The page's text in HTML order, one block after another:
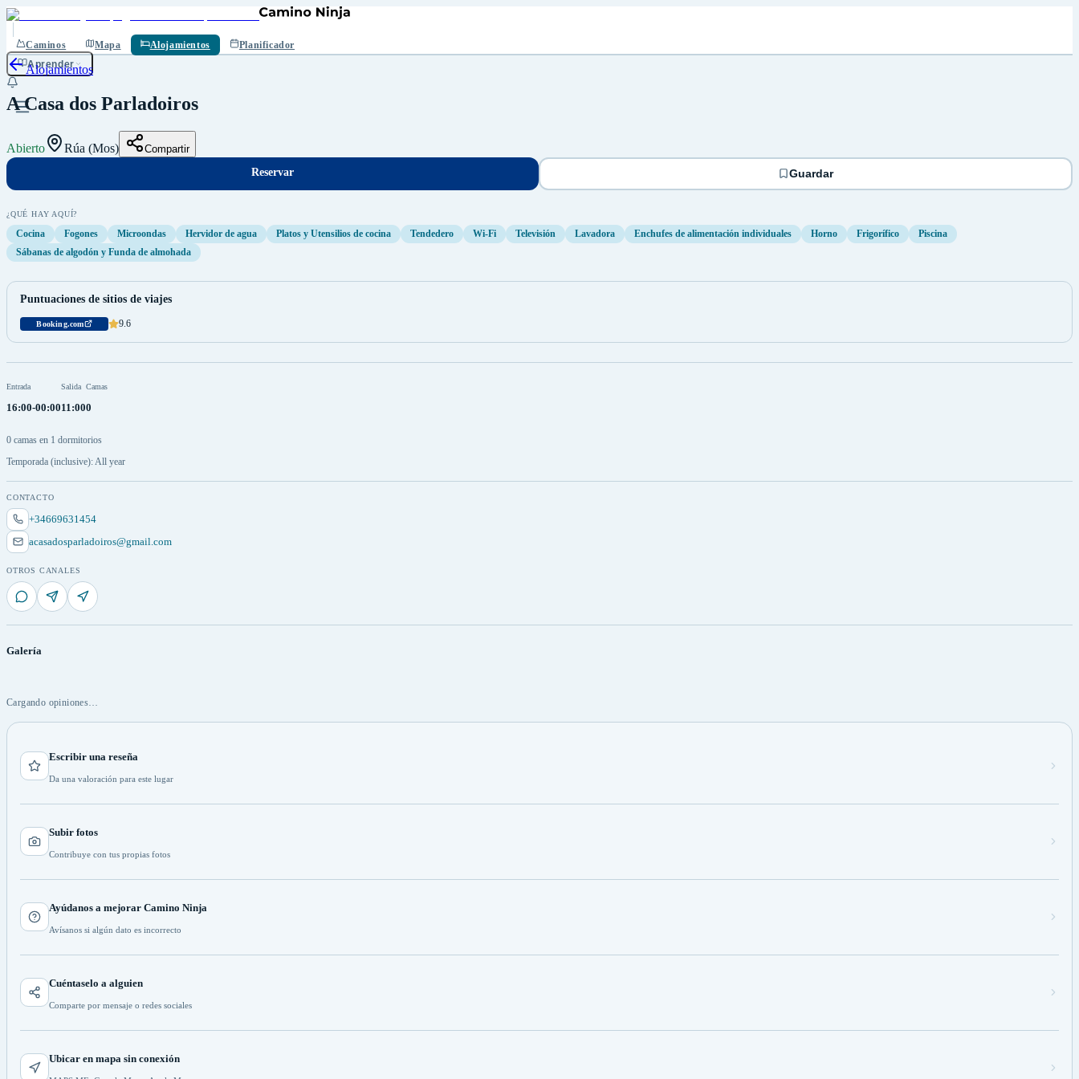
Caminos Mapa Alojamientos
Planificador
Aprender
Alojamientos
A Casa dos Parladoiros
Abierto Rúa (Mos) Compartir
Reservar Guardar
Reservar Guardar
¿QUÉ HAY AQUÍ?
Cocina Fogones Microondas Hervidor de agua Platos y Utensilios de cocina Tendedero Wi-Fi Televisión Lavadora Enchufes de alimentación individuales Horno Frigorífico
Piscina
Sábanas de algodón y Funda de almohada
Puntuaciones de sitios de viajes
Booking.com 9.6
Entrada
16:00-00:00
Salida
11:00
Camas
0
0 camas en 1 dormitorios
Temporada (inclusive): All year
CONTACTO
+34669631454
acasadosparladoiros@gmail.com
OTROS CANALES
Galería
Cargando opiniones…
Escribir una reseña
Da una valoración para este lugar
Subir fotos
Contribuye con tus propias fotos
Ayúdanos a mejorar Camino Ninja
Avísanos si algún dato es incorrecto
Cuéntaselo a alguien
Comparte por mensaje o redes sociales
Ubicar en mapa sin conexión